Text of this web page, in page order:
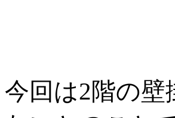
今回は2階の